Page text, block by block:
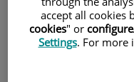
Pacientes
accept all cookies
cookies" or
Settings. For more